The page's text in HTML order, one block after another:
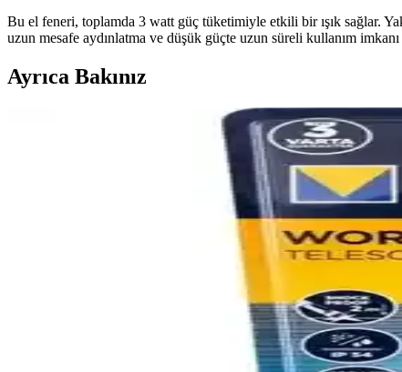
Bu el feneri, toplamda 3 watt güç tüketimiyle etkili bir ışık sağlar.
uzun mesafe aydınlatma ve düşük güçte uzun süreli kullanım
Ayrıca Bakınız
Ardinyo Ultra Güçlü ve Nanopro Kafa Feneri
İki yüksek performanslı ürün, Ardinyo Ultra Güçlü el feneri ve
Hubstein Cob Mini LED El Feneri: Hafif, Güçlü ve
Hubstein COB Mini LED El Feneri, hafifliği ve güçlü ışık
Cata 20 Saat Şarjlı Gemici El Feneri Dimmerli Ct-
Cata Ct-9950, 20 saat şarj süresi, ayarlanabilir ışık gücü ve
Cata CT-8024 Şarj Edilebilir Ledli El Feneri: Hafif,